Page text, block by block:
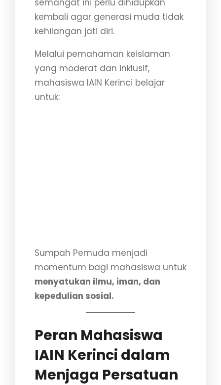
semangat ini perlu dihidupkan
kembali agar generasi muda tidak
kehilangan jati diri.
Melalui pemahaman keislaman
yang moderat dan inklusif,
mahasiswa IAIN Kerinci belajar
untuk:
Sumpah Pemuda menjadi
momentum bagi mahasiswa untuk
menyatukan ilmu, iman, dan
kepedulian sosial.
Peran Mahasiswa
IAIN Kerinci dalam
Menjaga Persatuan